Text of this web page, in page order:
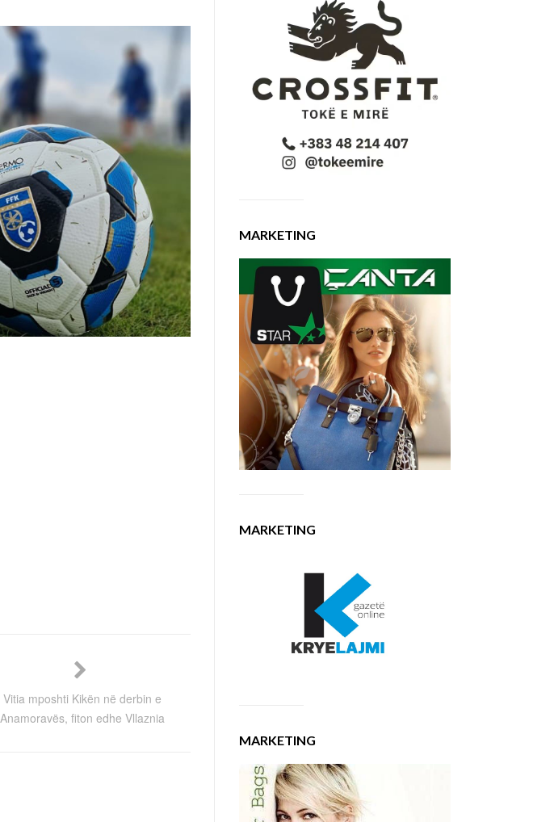
Vitia mposhti Kikën në derbin e
Anamoravës, fiton edhe Vllaznia
MARKETING
MARKETING
MARKETING